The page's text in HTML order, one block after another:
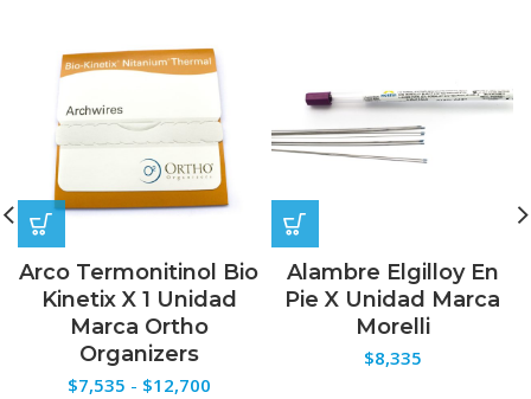
Arco Termonitinol Bio
Kinetix X 1 Unidad
Marca Ortho
Organizers
$7,535 - $12,700Rango
Alambre Elgilloy En
Pie X Unidad Marca
Morelli
$8,335